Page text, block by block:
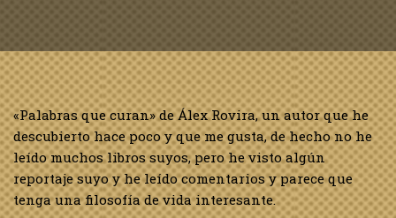
«Palabras que curan» de Álex Rovira, un autor que he
descubierto hace poco y que me gusta, de hecho no he
leído muchos libros suyos, pero he visto algún
reportaje suyo y he leído comentarios y parece que
tenga una filosofía de vida interesante.